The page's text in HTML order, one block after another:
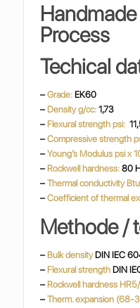
Process
Techical
– Grade: EK60
– Density g/cc:1,73
– Flexural strength psi:
– Compressive strength
– Young’s Modulus psi x
– Rockwell hardness:80
–Thermal conductivity
– Coefficient of thermal
Methode /
– Bulk density DIN IEC
– Flexural strength DIN
– Rockwell hardness
–Therm. expansion (68-